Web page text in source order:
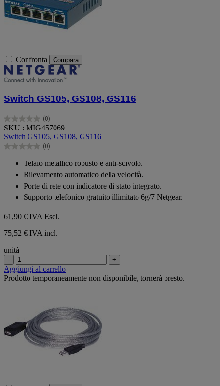
Confronta Compara
Switch GS105, GS108, GS116
(0)
0.0
su
5
stelle.
SKU : MIG457069
Switch GS105, GS108, GS116
(0)
0.0
stelle.
Telaio metallico robusto e anti-scivolo.
Rilevamento automatico della velocità.
Porte di rete con indicatore di stato integrato.
Supporto telefonico gratuito illimitato 6g/7 Netgear.
61,90 € IVA Escl.
75,52 € IVA incl.
unità
- +
Aggiungi al carrello
Prodotto temporaneamente non disponibile, tornerà presto.